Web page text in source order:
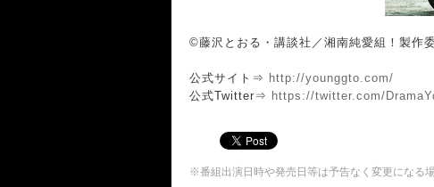
©藤沢とおる・講談社／湘南純愛組！製作
公式サイト⇒ http://younggto.com/
公式Twitter⇒ https://twitter.com/
※番組出演日時や発売日等は予告なく変更になる